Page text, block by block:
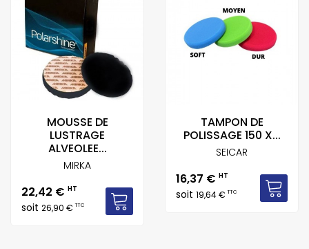
MOUSSE DE
LUSTRAGE
ALVEOLEE...
MIRKA
Prix
22,42 € HT
soit 26,90 €TTC
TAMPON DE
POLISSAGE 150 X...
SEICAR
Prix
16,37 € HT
soit 19,64 €TTC